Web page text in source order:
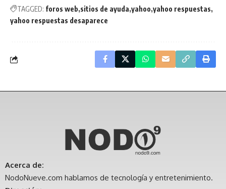
TAGGED: foros web sitios de ayuda yahoo yahoo respuestas
yahoo respuestas desaparece
Acerca de:
NodoNueve.com hablamos de tecnología y entretenimiento.